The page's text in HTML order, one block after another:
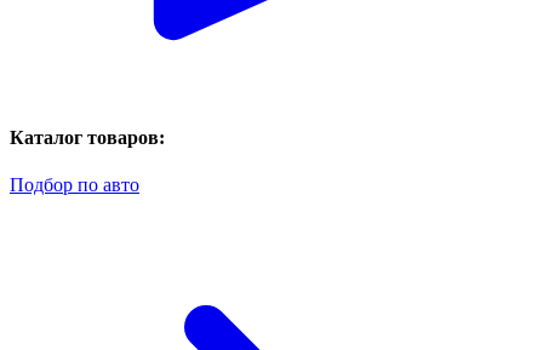
Каталог товаров:
Подбор по авто